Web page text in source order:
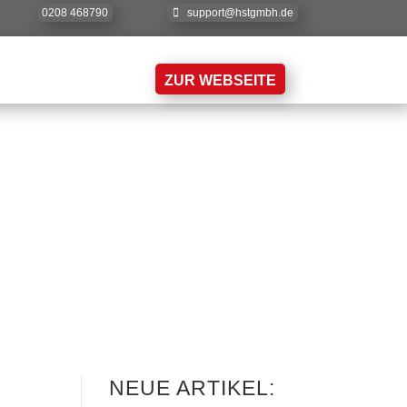
0208 468790 support@hstgmbh.de
ZUR WEBSEITE
NEUE ARTIKEL: